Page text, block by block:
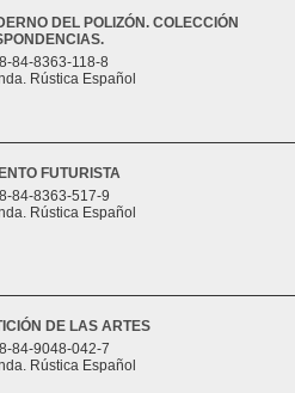
DEL POLIZÓN. COLECCIÓN
84-8363-118-8
Rústica Español
FUTURISTA
84-8363-517-9
Rústica Español
DE LAS ARTES
84-9048-042-7
Rústica Español